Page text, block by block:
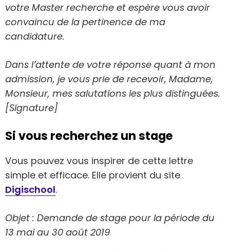
votre Master recherche et espère vous avoir
convaincu de la pertinence de ma
candidature.
Dans l’attente de votre réponse quant à mon
admission, je vous prie de recevoir, Madame,
Monsieur, mes salutations les plus distinguées.
[Signature]
Si vous recherchez un stage
Vous pouvez vous inspirer de cette lettre
simple et efficace. Elle provient du site
Digischool.
Objet : Demande de stage pour la période du
13 mai au 30 août 2019